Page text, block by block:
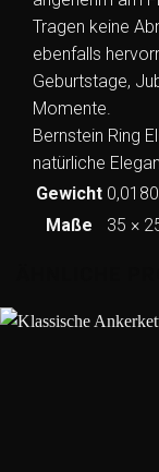
Tragen keine
ebenfalls
Geburtstage,
Momente.
Bernstein Ring
natürliche
Gewicht
Maße
35 ×